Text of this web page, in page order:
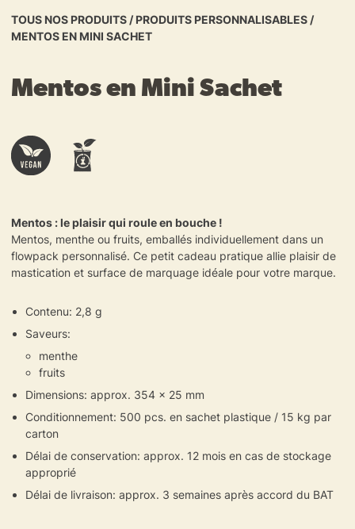
TOUS NOS PRODUITS / PRODUITS PERSONNALISABLES /
MENTOS EN MINI SACHET
Mentos en Mini Sachet
Mentos : le plaisir qui roule en bouche !
Mentos, menthe ou fruits, emballés individuellement dans un
flowpack personnalisé. Ce petit cadeau pratique allie plaisir de
mastication et surface de marquage idéale pour votre marque.
Contenu: 2,8 g
Saveurs:
menthe
fruits
Dimensions: approx. 354 x 25 mm
Conditionnement: 500 pcs. en sachet plastique / 15 kg par
carton
Délai de conservation: approx. 12 mois en cas de stockage
approprié
Délai de livraison: approx. 3 semaines après accord du BAT